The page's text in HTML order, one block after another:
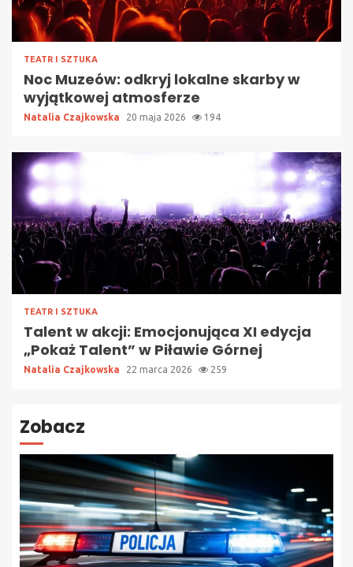
TEATR I SZTUKA
Noc Muzeów: odkryj lokalne skarby w
wyjątkowej atmosferze
Natalia Czajkowska 20 maja 2026 194
TEATR I SZTUKA
Talent w akcji: Emocjonująca XI edycja
„Pokaż Talent” w Piławie Górnej
Natalia Czajkowska 22 marca 2026 259
Zobacz